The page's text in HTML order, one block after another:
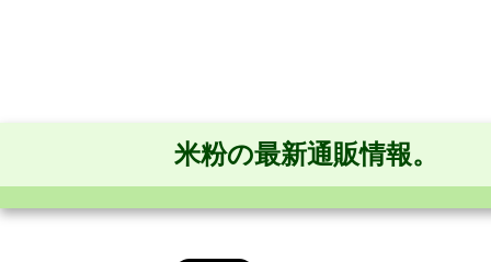
米粉の最新通販情報。